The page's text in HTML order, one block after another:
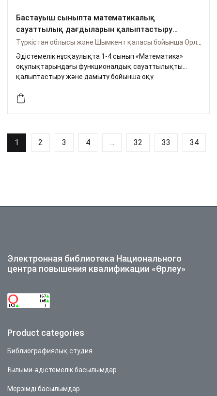
Бастауыш сыныпта математикалық
сауаттылық дағдыларын қалыптастыру
жолдары
Әдістемелік нұсқаулықта 1-4 сынып «Математика»
оқулықтарындағы функционалдық сауаттылықты
қалыптастыру және дамыту бойынша оқу
зерттеулері мен ББЖМ тапсырмаларының мазмұны
1 2 3 4 … 32 33 34
Электронная библиотека Национального
центра повышения квалификации «Өрлеу»
Product categories
Библиографиялық студия
Ғылыми-әдістемелік басылымдар
Мерзімді басылымдар